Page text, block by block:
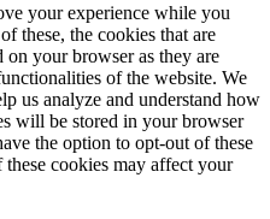
your experience while you
these, the cookies that are
on your browser as they are
of the website. We
us analyze and understand how
will be stored in your browser
the option to opt-out of these
cookies may affect your